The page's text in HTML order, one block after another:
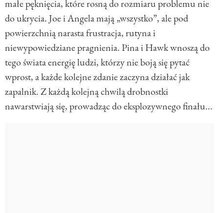
małe pęknięcia, które rosną do rozmiaru problemu nie
do ukrycia. Joe i Angela mają „wszystko”, ale pod
powierzchnią narasta frustracja, rutyna i
niewypowiedziane pragnienia. Pina i Hawk wnoszą do
tego świata energię ludzi, którzy nie boją się pytać
wprost, a każde kolejne zdanie zaczyna działać jak
zapalnik. Z każdą kolejną chwilą drobnostki
nawarstwiają się, prowadząc do eksplozywnego finału...